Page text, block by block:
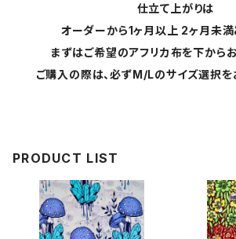
仕立て上がりは
オーダーから1ヶ月以上 2ヶ月未満
まずはご希望のアフリカ布を下から
ご購入の際は、必ずM/Lのサイズ選択を
PRODUCT LIST